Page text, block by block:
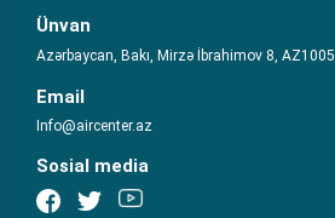
Ünvan
Azərbaycan, Bakı, Mirzə İbrahimov 8, AZ1005
Email
Info@aircenter.az
Sosial media